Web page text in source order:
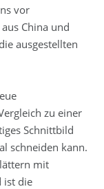
vor
China und
ausgestellten
zu einer
Schnittbild
schneiden kann.
mit
ist die